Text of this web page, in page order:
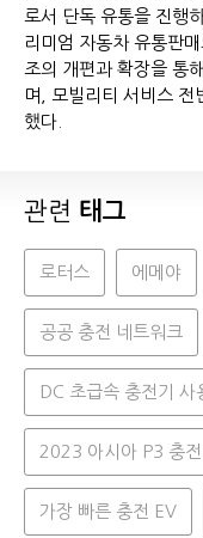
로서 단독 유통을 진행
리미엄 자동차 유통판
조의 개편과 확장을 통
며, 모빌리티 서비스
했다.
관련 태그
로터스 에메야
공공 충전 네트워크
DC 초급속 충전기 사
2023 아시아 P3 충
가장 빠른 충전 EV